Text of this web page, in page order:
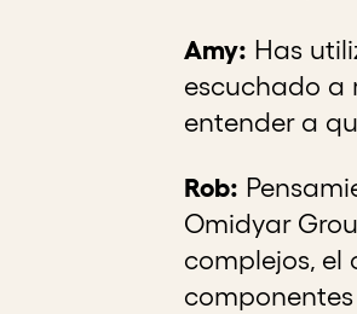
Amy: Has
escuchado a
entender a
Rob:
Omidyar
complejos, el